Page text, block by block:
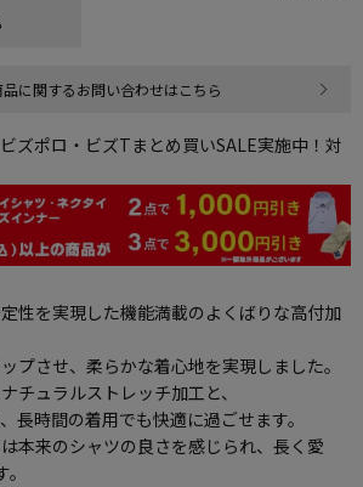
品に関するお問い合わせはこちら
ズポロ・ビズTまとめ買いSALE実施中！対
性を実現した機能満載のよくばりな高付加
プさせ、柔らかな着心地を実現しました。
チュラルストレッチ加工と、
長時間の着用でも快適に過ごせます。
本来のシャツの良さを感じられ、長く愛